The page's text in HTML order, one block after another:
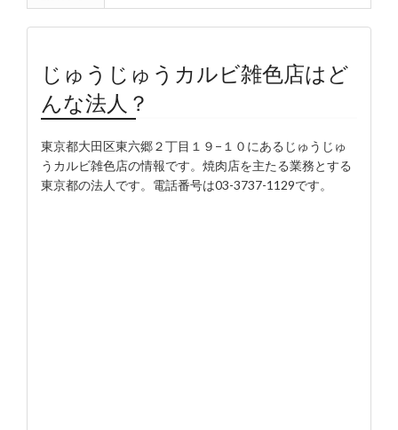
じゅうじゅうカルビ雑色店はど
んな法人？
東京都大田区東六郷２丁目１９−１０にあるじゅうじゅ
うカルビ雑色店の情報です。焼肉店を主たる業務とする
東京都の法人です。電話番号は03-3737-1129です。